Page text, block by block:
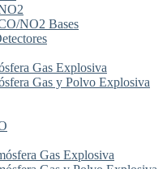
NO2 Bases
Gas Explosiva
Gas y Polvo Explosiva
Gas Explosiva